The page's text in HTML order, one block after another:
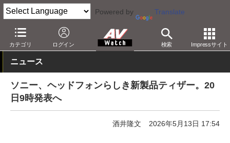
Powered by Translate
カテゴリ ログイン 検索 Impressサイト
AV Watch 製品 ヘッドフォン ソニー
ニュース
ソニー、ヘッドフォンらしき新製品ティザー。20
日9時発表へ
酒井隆文 2026年5月13日 17:54